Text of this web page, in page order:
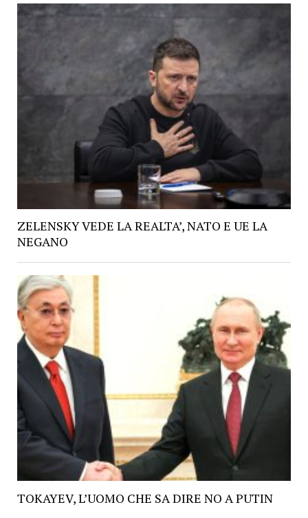
ZELENSKY VEDE LA REALTA’, NATO E UE LA
NEGANO
TOKAYEV, L’UOMO CHE SA DIRE NO A PUTIN